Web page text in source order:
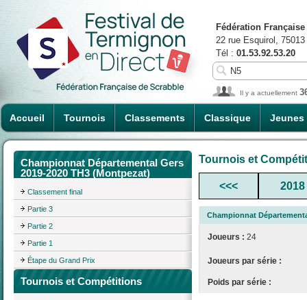
Accueil Tournois Classements Classique Jeunes
Fédération
22 rue Esquirol,
Tél : 01.53.92.53.20
Il y a actuellement
Championnat Départemental Gers
2019-2020 TH3 (Montpezat)
Classement final
Partie 3
Partie 2
Partie 1
Étape du Grand Prix
Tournois et Compétitions
Tournois et
<<< 2018
Championnat
Joueurs : 24
Joueurs par série :
Poids par série :